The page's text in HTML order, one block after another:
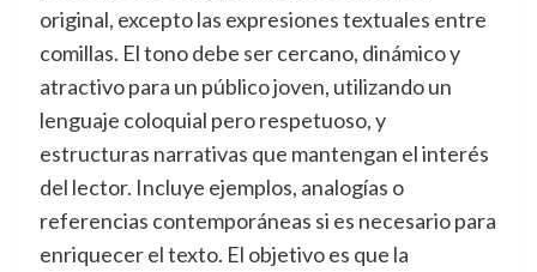
original, excepto las expresiones textuales entre
comillas. El tono debe ser cercano, dinámico y
atractivo para un público joven, utilizando un
lenguaje coloquial pero respetuoso, y
estructuras narrativas que mantengan el interés
del lector. Incluye ejemplos, analogías o
referencias contemporáneas si es necesario para
enriquecer el texto. El objetivo es que la